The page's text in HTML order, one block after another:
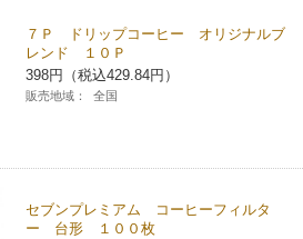
ャージ
７Ｐ ドリップコーヒー オリジナルブ
レンド １０Ｐ
398円（税込429.84円）
販売地域： 全国
セブンプレミアム コーヒーフィルタ
ー 台形 １００枚